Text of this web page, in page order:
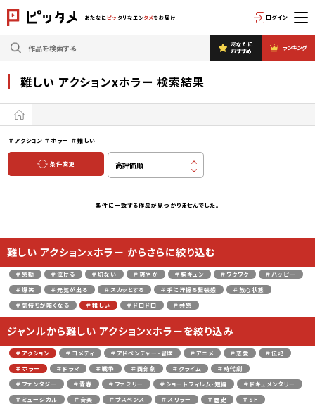
あたなに ピッ タリなエンタメをお届け ログイン
あなたに
おすすめ
ランキング
難しい アクションxホラー 検索結果
＃アクション ＃ホラー ＃難しい
条件変更
条件に一致する作品が見つかりませんでした。
難しい アクションxホラー からさらに絞り込む
＃感動 ＃泣ける ＃切ない ＃爽やか ＃胸キュン ＃ワクワク
＃ハッピー
＃爆笑
＃元気が出る ＃スカッとする ＃手に汗握る緊張感
＃放心状態
＃気持ちが暗くなる
＃難しい ＃ドロドロ ＃共感
ジャンルから難しい アクションxホラーを絞り込み
＃アクション ＃コメディ ＃アドベンチャー・冒険 ＃アニメ ＃恋愛
＃伝記
＃ホラー
＃ドラマ ＃戦争 ＃西部劇 ＃クライム
＃時代劇
＃ファンタジー
＃青春 ＃ファミリー ＃ショートフィルム・短編
＃ドキュメンタリー
＃ミュージカル
＃音楽 ＃サスペンス ＃スリラー ＃歴史
＃SF